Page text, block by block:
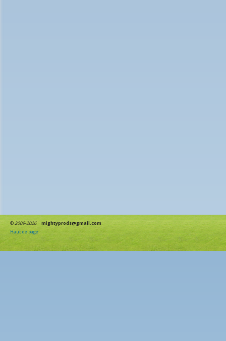
©2009-2026
mightyprods@gmail.com
Haut de page